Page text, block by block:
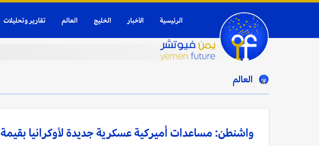
الرئيسية الأخبار الخليج العالم تقارير وتحليلات
العالم
واشنطن: مساعدات أميركية عسكرية جديدة لأوكرانيا بقيمة 2.1 مليار دولار